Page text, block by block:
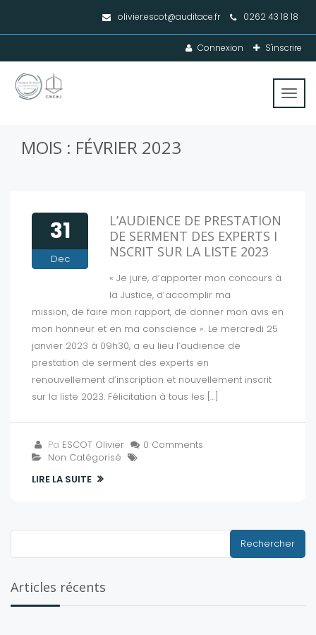
olivier.escot@auditace.fr 0262 43 18 18
Connexion S'inscrire
MOIS : FÉVRIER 2023
31
Dec
L’AUDIENCE DE PRESTATION
DE SERMENT DES EXPERTS I
NSCRIT SUR LA LISTE 2023
« Je jure, d‘apporter mon concours à
la Justice, d’accomplir ma
mission, de faire mon rapport, de donner mon avis en
mon honneur et en ma conscience ». Le mercredi 25
janvier 2023 à 09h30, a eu lieu l’audience de
prestation de serment des experts en
renouvellement d’inscription et nouvellement inscrit
sur la liste 2023. Félicitation à tous les […]
Pa ESCOT Olivier
0 Comments
Non Catégorisé
LIRE LA SUITE
Rechercher :
Articles récents